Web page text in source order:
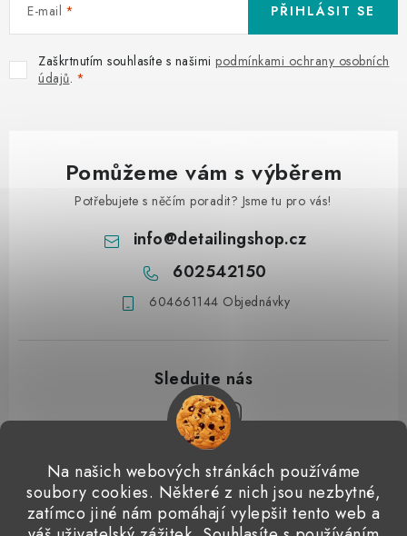
Na našich webových stránkách používáme
soubory cookies. Některé z nich jsou nezbytné,
zatímco jiné nám pomáhají vylepšit tento web a
E-mail
Zaškrtnutím souhlasíte s našimi podmínkami ochrany osobních
údajů.
PŘIHLÁSIT SE
Pomůžeme vám s výběrem
Potřebujete s něčím poradit? Jsme tu pro vás!
info@detailingshop.cz
602542150
604661144 Objednávky
Přijímáme online platby